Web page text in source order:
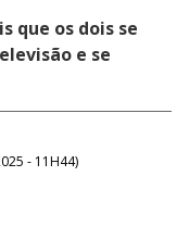
que os dois se
e se
- 11H44)